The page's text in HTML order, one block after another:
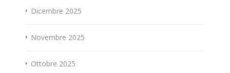
Dicembre 2025
Novembre 2025
Ottobre 2025